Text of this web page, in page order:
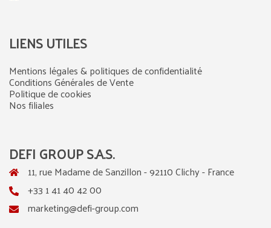
LIENS UTILES
Mentions légales & politiques de confidentialité
Conditions Générales de Vente
Politique de cookies
Nos filiales
DEFI GROUP S.A.S.
11, rue Madame de Sanzillon - 92110 Clichy - France
+33 1 41 40 42 00
marketing@defi-group.com